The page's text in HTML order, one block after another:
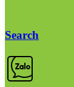
Search